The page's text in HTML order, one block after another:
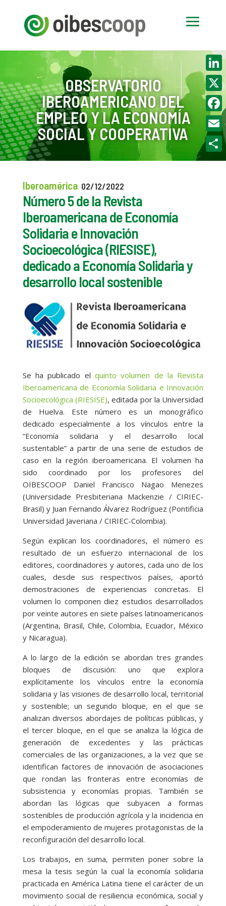
OBSERVATORIO
IBEROAMERICANO DEL
EMPLEO Y LA ECONOMÍA
SOCIAL Y COOPERATIVA
Iberoamérica 02/12/2022
Número 5 de la Revista
Iberoamericana de Economía
Solidaria e Innovación
Socioecológica (RIESISE),
dedicado a Economía Solidaria y
desarrollo local sostenible
Se ha publicado el quinto volumen de la Revista
Iberoamericana de Economía Solidaria e Innovación
Socioecológica (RIESISE), editada por la Universidad
de Huelva. Este número es un monográfico
dedicado especialmente a los vínculos entre la
“Economía solidaria y el desarrollo local
sustentable” a partir de una serie de estudios de
caso en la región iberoamericana. El volumen ha
sido coordinado por los profesores del
OIBESCOOP Daniel Francisco Nagao Menezes
(Universidade Presbiteriana Mackenzie / CIRIEC-
Brasil) y Juan Fernando Álvarez Rodríguez (Pontificia
Universidad Javeriana / CIRIEC-Colombia).
Según explican los coordinadores, el número es
resultado de un esfuerzo internacional de los
editores, coordinadores y autores, cada uno de los
cuales, desde sus respectivos países, aportó
demostraciones de experiencias concretas. El
volumen lo componen diez estudios desarrollados
por veinte autores en siete países latinoamericanos
(Argentina, Brasil, Chile, Colombia, Ecuador, México
y Nicaragua).
A lo largo de la edición se abordan tres grandes
bloques de discusión: uno que explora
explícitamente los vínculos entre la economía
solidaria y las visiones de desarrollo local, territorial
y sostenible; un segundo bloque, en el que se
analizan diversos abordajes de políticas públicas, y
el tercer bloque, en el que se analiza la lógica de
generación de excedentes y las prácticas
comerciales de las organizaciones, a la vez que se
identifican factores de innovación de asociaciones
que rondan las fronteras entre economías de
subsistencia y economías propias. También se
abordan las lógicas que subyacen a formas
sostenibles de producción agrícola y la incidencia en
el empoderamiento de mujeres protagonistas de la
reconfiguración del desarrollo local.
Los trabajos, en suma, permiten poner sobre la
mesa la tesis según la cual la economía solidaria
practicada en América Latina tiene el carácter de un
movimiento social de resiliencia económica, social y
X
Email